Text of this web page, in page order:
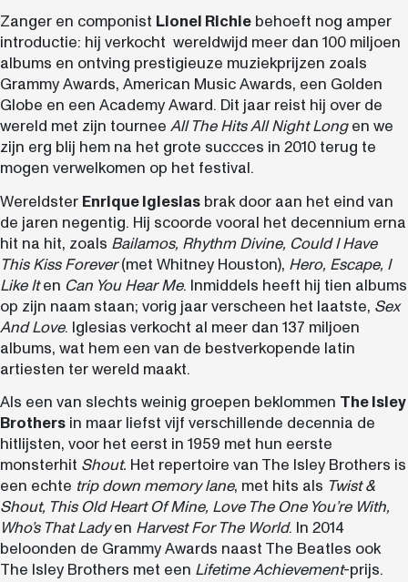
Zanger en componist Lionel Richie behoeft nog amper
introductie: hij verkocht wereldwijd meer dan 100 miljoen
albums en ontving prestigieuze muziekprijzen zoals
Grammy Awards, American Music Awards, een Golden
Globe en een Academy Award. Dit jaar reist hij over de
wereld met zijn tournee All The Hits All Night Longen we
zijn erg blij hem na het grote succces in 2010 terug te
mogen verwelkomen op het festival.
Wereldster Enrique Iglesias brak door aan het eind van
de jaren negentig. Hij scoorde vooral het decennium erna
hit na hit, zoals Bailamos, Rhythm Divine, Could I Have
This Kiss Forever(met Whitney Houston), Hero, Escape, I
Like Iten Can You Hear Me. Inmiddels heeft hij tien albums
op zijn naam staan; vorig jaar verscheen het laatste, Sex
And Love. Iglesias verkocht al meer dan 137 miljoen
albums, wat hem een van de bestverkopende latin
artiesten ter wereld maakt.
Als een van slechts weinig groepen beklommen The Isley
Brothers in maar liefst vijf verschillende decennia de
hitlijsten, voor het eerst in 1959 met hun eerste
monsterhit Shout. Het repertoire van The Isley Brothers is
een echte trip down memory lane, met hits als Twist &
Shout, This Old Heart Of Mine, Love The One You’re With,
Who’s That Ladyen Harvest For The World. In 2014
beloonden de Grammy Awards naast The Beatles ook
The Isley Brothers met een Lifetime Achievement-prijs.